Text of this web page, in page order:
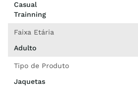
Casual
Trainning
Faixa Etária
Adulto
Tipo de Produto
Jaquetas